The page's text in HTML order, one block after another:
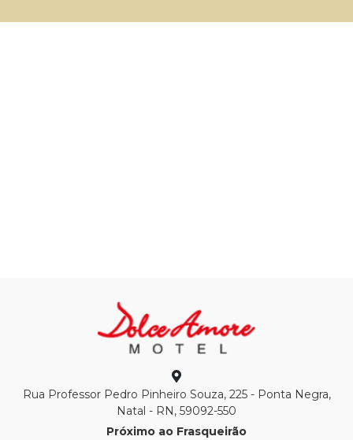
Rua Professor Pedro Pinheiro Souza, 225 - Ponta Negra,
Natal - RN, 59092-550
Próximo ao Frasqueirão